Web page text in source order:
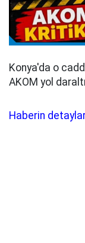
Konya'da o
AKOM yol
Haberin